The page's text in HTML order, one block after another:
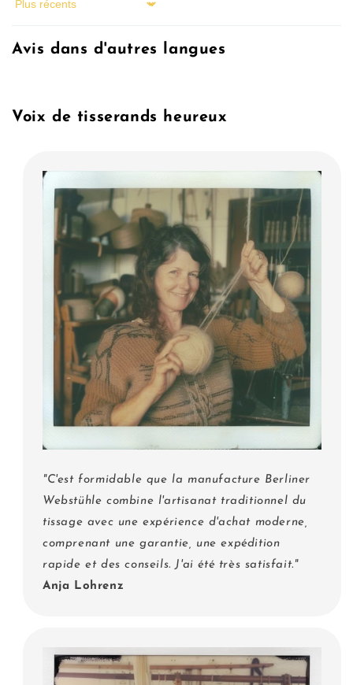
Sort by
Avis dans d'autres langues
Voix de tisserands heureux
"C'est formidable que la manufacture Berliner
Webstühle combine l'artisanat traditionnel du
tissage avec une expérience d'achat moderne,
comprenant une garantie, une expédition
rapide et des conseils. J'ai été très satisfait."
Anja Lohrenz